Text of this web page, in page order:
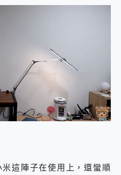
這陣子在使用上，還蠻順